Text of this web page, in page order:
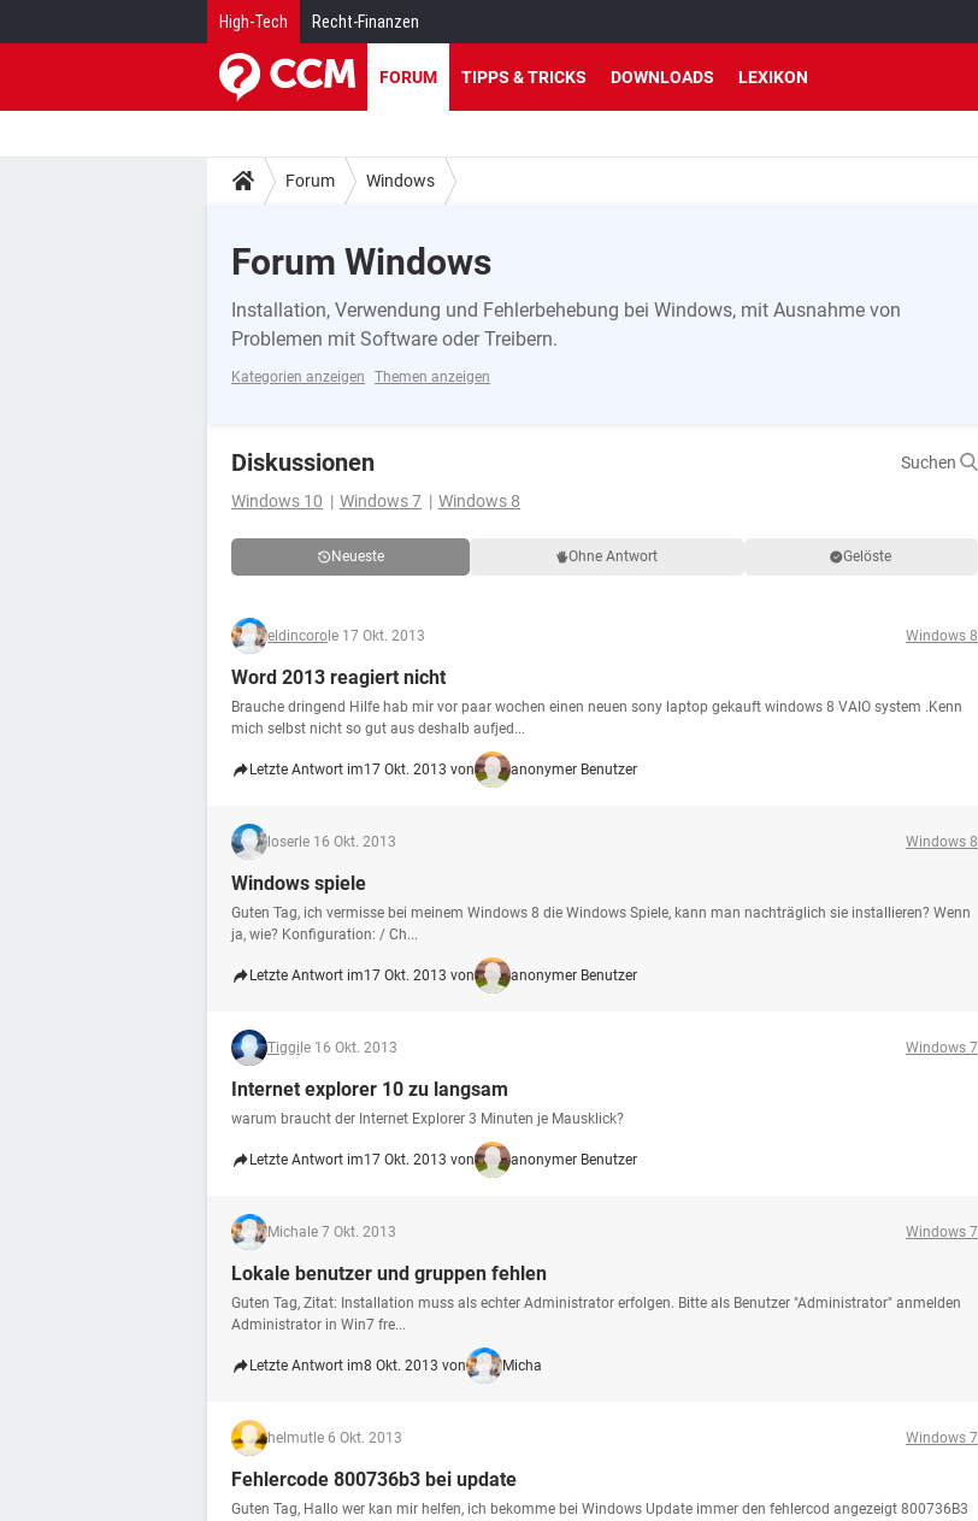
High-Tech Recht-Finanzen
FORUM TIPPS & TRICKS DOWNLOADS LEXIKON
Forum Windows
Forum Windows
Installation, Verwendung und Fehlerbehebung bei Windows, mit Ausnahme von
Problemen mit Software oder Treibern.
Kategorien anzeigen Themen anzeigen
Diskussionen
Suchen
Windows 10
Windows 7 Windows 8
Neueste Ohne Antwort Gelöste
eldincoro le 17 Okt. 2013 Windows 8
Word 2013 reagiert nicht
Brauche dringend Hilfe hab mir vor paar wochen einen neuen sony laptop gekauft windows 8 VAIO system .Kenn
mich selbst nicht so gut aus deshalb aufjed...
Letzte Antwort im17 Okt. 2013 von anonymer Benutzer
loser le 16 Okt. 2013 Windows 8
Windows spiele
Guten Tag, ich vermisse bei meinem Windows 8 die Windows Spiele, kann man nachträglich sie installieren? Wenn
ja, wie? Konfiguration: / Ch...
Letzte Antwort im17 Okt. 2013 von anonymer Benutzer
Tiggi le 16 Okt. 2013 Windows 7
Internet explorer 10 zu langsam
warum braucht der Internet Explorer 3 Minuten je Mausklick?
Letzte Antwort im17 Okt. 2013 von anonymer Benutzer
Micha le 7 Okt. 2013 Windows 7
Lokale benutzer und gruppen fehlen
Guten Tag, Zitat: Installation muss als echter Administrator erfolgen. Bitte als Benutzer "Administrator" anmelden
Administrator in Win7 fre...
Letzte Antwort im8 Okt. 2013 von Micha
helmut le 6 Okt. 2013 Windows 7
Fehlercode 800736b3 bei update
Guten Tag, Hallo wer kan mir helfen, ich bekomme bei Windows Update immer den fehlercod angezeigt 800736B3